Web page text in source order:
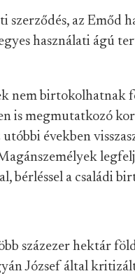
szerződés, az Emőd
használati ágú
nem birtokolhatnak
is megmutatkozó
években
bérléssel a családi
százezer hektár
József által